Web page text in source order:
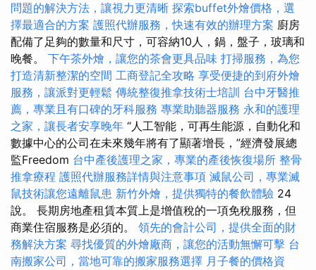
問題的解決方法，讓視力更清晰 探索buffet外燴價格，選
擇最適合的方案 護照代辦服務，快速有效的辦理方案 廚房
配備了足夠的數量和尺寸，可容納10人，鍋，盤子，玻璃和
晚餐。 下午茶外燴，讓您的茶會更具品味 打掃服務，為您
打造清新整潔的空間 工商登記全攻略 享受便捷的到府外燴
服務，讓派對更輕鬆 傳統整復推拿技術士培訓 台中牙醫推
薦，專業且有口碑的牙科服務 專業助聽器服務 永和的護理
之家，讓長者安享晚年 “人工智能，可再生能源，自動化和
數據中心的公司在未來幾年將有了顯著增長，”經濟發展總
監Freedom 台中產後護理之家，專業的產後恢復場所 整骨
推拿療程 護照代辦服務詳情與注意事項 滅鼠公司，專業滅
鼠技術讓您遠離鼠患 新竹外燴，提供獨特的餐飲體驗 24
說。 長期房地產租賃本質上是增值稅的一項免稅服務，但
商業住宿服務是必須的。 領先的會計公司，提供全面的財
務解決方案 尋找優質的外燴廠商，讓您的活動無懈可擊 台
南搬家公司，當地可靠的搬家服務選擇 月子餐的價格資